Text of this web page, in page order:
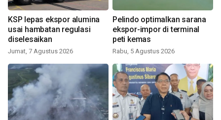
KSP lepas ekspor alumina
usai hambatan regulasi
diselesaikan
Jumat, 7 Agustus 2026
Pelindo optimalkan sarana
ekspor-impor di terminal
peti kemas
Rabu, 5 Agustus 2026